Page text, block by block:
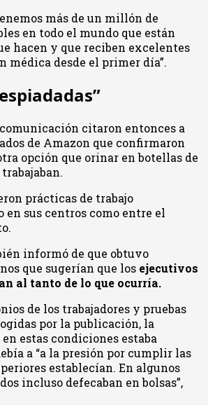
más de un millón de
en todo el mundo que están
hacen y que reciben excelentes
médica desde el primer día”.
citaron entonces a
de Amazon que confirmaron
opción que orinar en botellas de
prácticas de trabajo
en sus centros como entre el
informó de que obtuvo
que sugerían que los ejecutivos
al tanto de lo que ocurría.
de los trabajadores y pruebas
por la publicación, la
estas condiciones estaba
a “a la presión por cumplir las
establecían. En algunos
incluso defecaban en bolsas”,